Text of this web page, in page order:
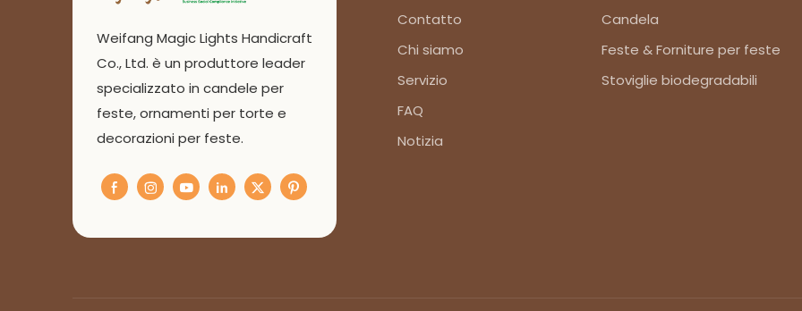
Weifang Magic Lights Handicraft
Co., Ltd. è un produttore leader
specializzato in candele per
feste, ornamenti per torte e
decorazioni per feste.
Contatto
Chi siamo
Servizio
FAQ
Notizia
Candela
Feste & Forniture per feste
Stoviglie biodegradabili